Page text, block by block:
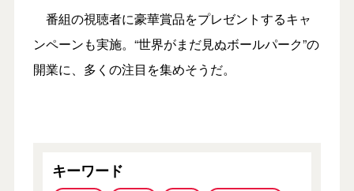
番組の視聴者に豪華賞品をプレゼントするキャ
ンペーンも実施。“世界がまだ見ぬボールパーク”の
開業に、多くの注目を集めそうだ。
キーワード